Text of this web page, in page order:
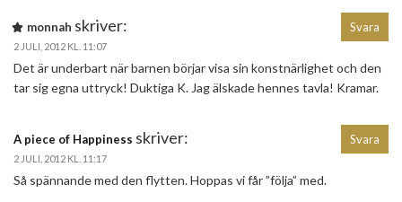
monnah skriver:
2 JULI, 2012 KL. 11:07
Det är underbart när barnen börjar visa sin konstnärlighet och den
tar sig egna uttryck! Duktiga K. Jag älskade hennes tavla! Kramar.
Svara
A piece of Happiness skriver:
2 JULI, 2012 KL. 11:17
Så spännande med den flytten. Hoppas vi får ”följa” med.
Svara